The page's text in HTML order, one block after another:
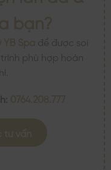
để được soi
phù hợp hoàn